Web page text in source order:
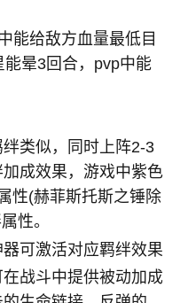
能给敌方血量最低目
晕3回合，pvp中能
类似，同时上阵2-3
成效果，游戏中紫色
性(赫菲斯托斯之锤除
性。
可激活对应羁绊效果
战斗中提供被动加成